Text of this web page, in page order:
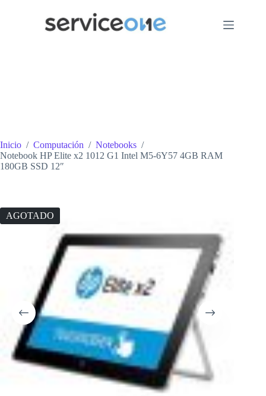
Inicio / Computación / Notebooks /
Notebook HP Elite x2 1012 G1 Intel M5-6Y57 4GB RAM
180GB SSD 12″
AGOTADO